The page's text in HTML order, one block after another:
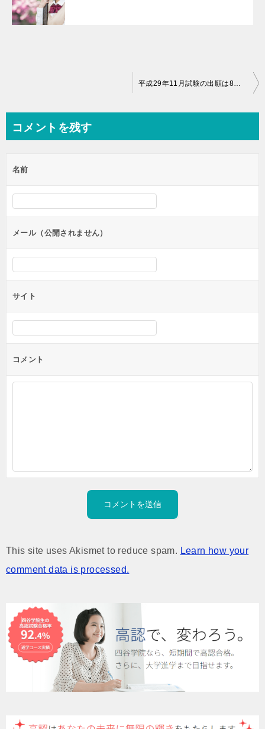
ビ
ー
シ
ン
平成29年11月試験の出願は8月31日よりスタート！
コメントを残す
名前
メール（公開されません）
サイト
コメント
This site uses Akismet to reduce spam. Learn how your
comment data is processed.